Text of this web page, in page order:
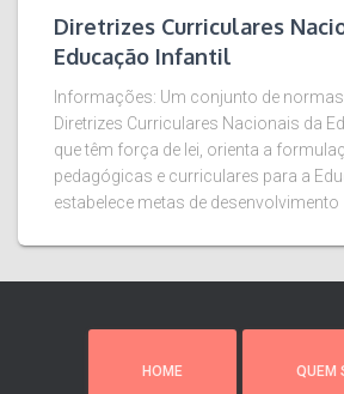
Diretrizes Curriculares
Educação Infantil
Informações: Um conjunto de
Diretrizes Curriculares Nacionais da
que têm força de lei, orienta a
pedagógicas e curriculares para a
estabelece metas de desenvolvimento
HOME QUEM